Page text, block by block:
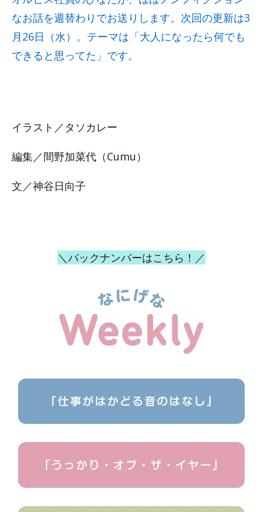
なお話を週替わりでお送りします。次回の更新は3
月26日（水）。テーマは「大人になったら何でも
できると思ってた」です。
イラスト／タソカレー
編集／間野加菜代（Cumu）
文／神谷日向子
＼バックナンバーはこちら！／